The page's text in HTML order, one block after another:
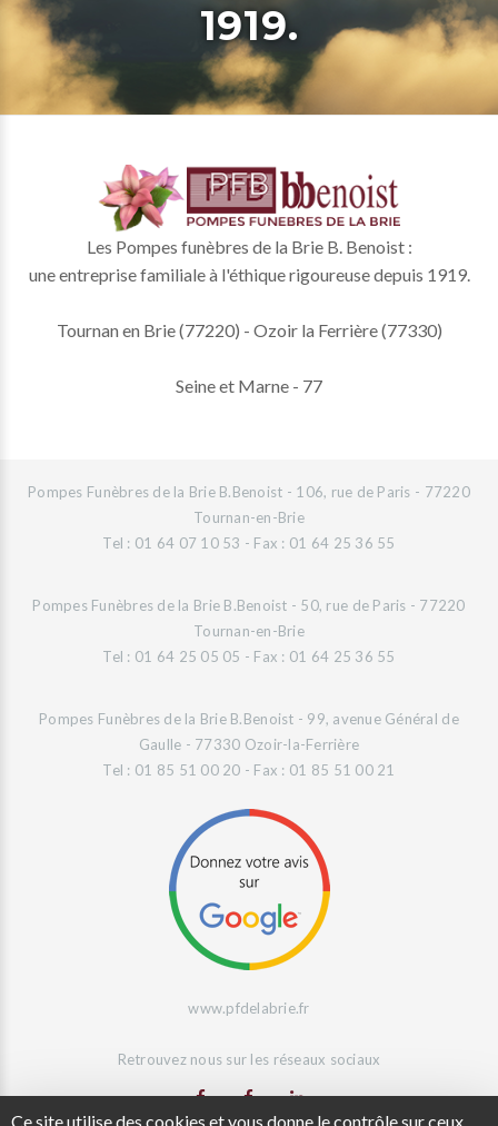
Ce site utilise des cookies et vous donne le contrôle sur ceux
1919.
Les Pompes funèbres de la Brie B. Benoist :
une entreprise familiale à l'éthique rigoureuse depuis 1919.
Tournan en Brie (77220) - Ozoir la Ferrière (77330)
Seine et Marne - 77
Pompes Funèbres de la Brie B.Benoist - 106, rue de Paris - 77220
Tournan-en-Brie
Tel : 01 64 07 10 53 - Fax : 01 64 25 36 55
Pompes Funèbres de la Brie B.Benoist - 50, rue de Paris - 77220
Tournan-en-Brie
Tel : 01 64 25 05 05 - Fax : 01 64 25 36 55
Pompes Funèbres de la Brie B.Benoist - 99, avenue Général de
Gaulle - 77330 Ozoir-la-Ferrière
Tel : 01 85 51 00 20 - Fax : 01 85 51 00 21
www.pfdelabrie.fr
Retrouvez nous sur les réseaux sociaux